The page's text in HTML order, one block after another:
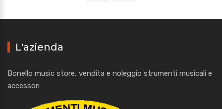
L'azienda
Bonello music store, vendita e noleggio strumenti musicali e
accessori